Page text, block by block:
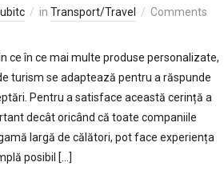
in Transport/Travel
Comments
ce în ce mai multe produse personalizate,
turism se adaptează pentru a răspunde
Pentru a satisface această cerință a
decât oricând că toate companiile
largă de călători, pot face experiența
posibil […]